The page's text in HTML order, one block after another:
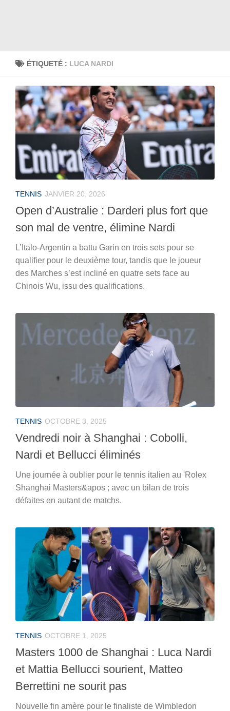
ÉTIQUETÉ : LUCA NARDI
TENNIS JANVIER 20, 2026
Open d’Australie : Darderi plus fort que
son mal de ventre, élimine Nardi
L’Italo-Argentin a battu Garin en trois sets pour se
qualifier pour le deuxième tour, tandis que le joueur
des Marches s’est incliné en quatre sets face au
Chinois Wu, issu des qualifications.
TENNIS OCTOBRE 3, 2025
Vendredi noir à Shanghai : Cobolli,
Nardi et Bellucci éliminés
Une journée à oublier pour le tennis italien au 'Rolex
Shanghai Masters&apos ; avec un bilan de trois
défaites en autant de matchs.
TENNIS OCTOBRE 1, 2025
Masters 1000 de Shanghai : Luca Nardi
et Mattia Bellucci sourient, Matteo
Berrettini ne sourit pas
Nouvelle fin amère pour le finaliste de Wimbledon